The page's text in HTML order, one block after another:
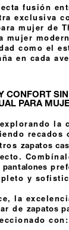
fusión
exclusiva
mujer de
mujer
como el
en cada
CONFORT
PARA
la
recados
zapatos
pantalones
y
la
de
zapatos
con: